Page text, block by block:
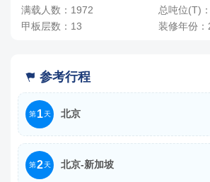
四人间
4人，人均单价
满载人数：1972
总吨位(T)
甲板层数：13
装修年份：
 参考行程
第 1天 北京
各位贵宾在北京首都机场集合。
第2天 北京-新加坡